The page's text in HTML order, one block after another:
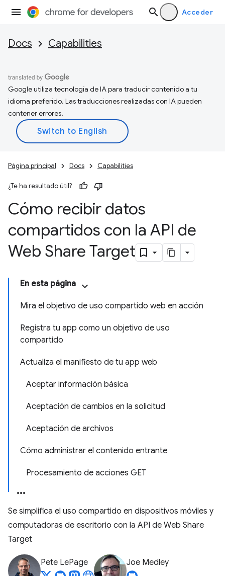
Acceder
Docs Capabilities
Google utiliza tecnología de IA para traducir contenido a tu
idioma preferido. Las traducciones realizadas con IA pueden
contener errores.
Página principal Docs Capabilities
¿Te ha resultado útil?
Cómo recibir datos
compartidos con la API de
Web Share Target
En esta página
Mira el objetivo de uso compartido web en acción
Registra tu app como un objetivo de uso
compartido
Actualiza el manifiesto de tu app web
Aceptar información básica
Aceptación de cambios en la solicitud
Aceptación de archivos
Cómo administrar el contenido entrante
Procesamiento de acciones GET
Se simplifica el uso compartido en dispositivos móviles y
computadoras de escritorio con la API de Web Share
Target
Pete LePage Joe Medley